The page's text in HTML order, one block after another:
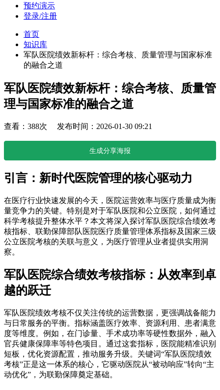
预约演示
登录/注册
首页
知识库
军队医院绩效新标杆：综合考核、质量管理与国家标准
的融合之道
军队医院绩效新标杆：综合考核、质量管
理与国家标准的融合之道
查看：388次 发布时间：2026-01-30 09:21
生成分享海报
引言：新时代医院管理的核心驱动力
在医疗行业快速发展的今天，医院运营效率与医疗质量成为衡
量竞争力的关键。特别是对于军队医院和公立医院，如何通过
科学考核提升整体水平？本文将深入探讨军队医院综合绩效考
核指标、联勤保障部队医院医疗质量管理体系指标及国家三级
公立医院考核的关联与意义，为医疗管理从业者提供实用洞
察。
军队医院综合绩效考核指标：从效率到卓
越的跃迁
军队医院绩效考核不仅关注传统的运营数据，更强调战备能力
与日常服务的平衡。指标涵盖医疗效率、资源利用、患者满意
度等维度。例如，在门诊量、手术成功率等硬性数据外，融入
官兵健康保障率等特色项目。通过这套指标，医院能精准识别
短板，优化资源配置，推动服务升级。关键词“军队医院绩效
考核”正是这一体系的核心，它驱动医院从“被动响应”转向“主
动优化”，为联勤保障奠定基础。